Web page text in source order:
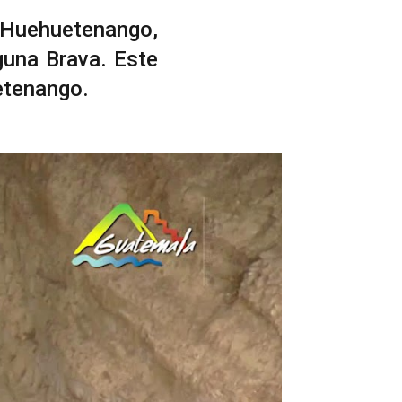
Brava. Este